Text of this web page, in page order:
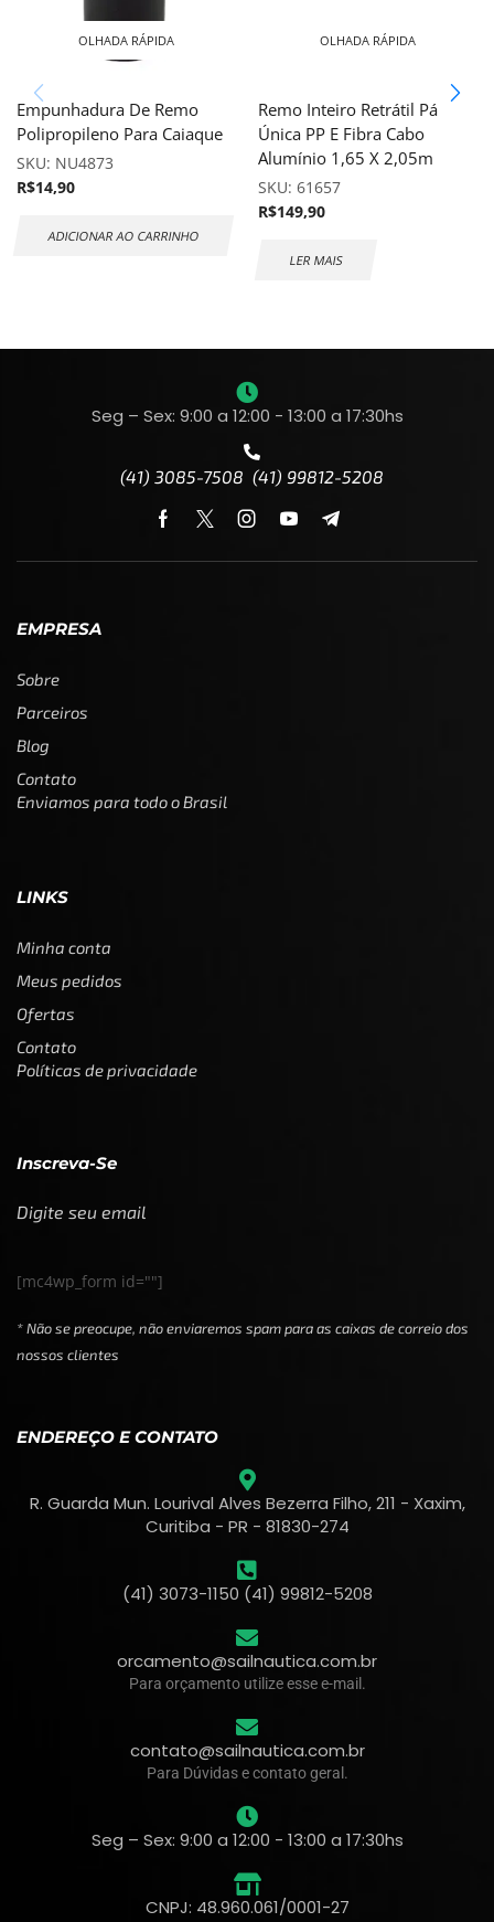
OLHADA RÁPIDA
Empunhadura De Remo
Polipropileno Para Caiaque
SKU: NU4873
R$14,90
ADICIONAR AO CARRINHO
OLHADA RÁPIDA
Remo Inteiro Retrátil Pá
Única PP E Fibra Cabo
Alumínio 1,65 X 2,05m
SKU: 61657
R$149,90
LER MAIS
Seg – Sex: 9:00 a 12:00 - 13:00 a 17:30hs
(41) 3085-7508 (41) 99812-5208
EMPRESA
Sobre
Parceiros
Blog
Contato
Enviamos para todo o Brasil
LINKS
Minha conta
Meus pedidos
Ofertas
Contato
Políticas de privacidade
Inscreva-Se
Digite seu email
[mc4wp_form id=""]
* Não se preocupe, não enviaremos spam para as caixas de correio dos
nossos clientes
ENDEREÇO E CONTATO
R. Guarda Mun. Lourival Alves Bezerra Filho, 211 - Xaxim,
Curitiba - PR - 81830-274
(41) 3073-1150 (41) 99812-5208
orcamento@sailnautica.com.br
Para orçamento utilize esse e-mail.
contato@sailnautica.com.br
Para Dúvidas e contato geral.
Seg – Sex: 9:00 a 12:00 - 13:00 a 17:30hs
CNPJ: 48.960.061/0001-27